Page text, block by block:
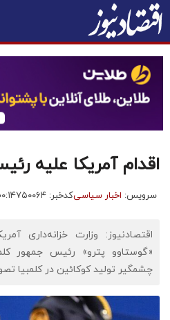
اقدام آمریکا علیه
سرویس: اخبار سیاسیکدخبر: ۷۵۰۰۶۴
اقتصادنیوز: وزارت خزانه‌داری
«گوستاوو پترو» رئیس جمهور
چشمگیر تولید کوکائین در کلمبیا